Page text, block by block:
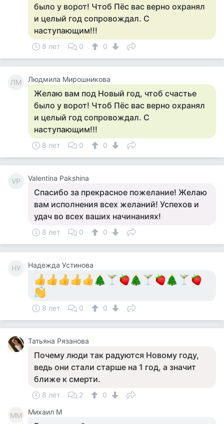
было у ворот! Чтоб Пёс вас верно охранял
и целый год сопровождал. С
наступающим!!!
8 лет 0 0
ЛМ Людмила Мирошникова
Желаю вам под Новый год, чтоб счастье
было у ворот! Чтоб Пёс вас верно охранял
и целый год сопровождал. С
наступающим!!!
8 лет 0 0
VP Valentina Pakshina
Спасибо за прекрасное пожелание! Желаю
вам исполнения всех желаний! Успехов и
удач во всех ваших начинаниях!
8 лет 0 0
НУ Надежда Устинова
8 лет 0 0
Татьяна Рязанова
Почему люди так радуются Новому году,
ведь они стали старше на 1 год, а значит
ближе к смерти.
8 лет 2 0
ММ Михаил М